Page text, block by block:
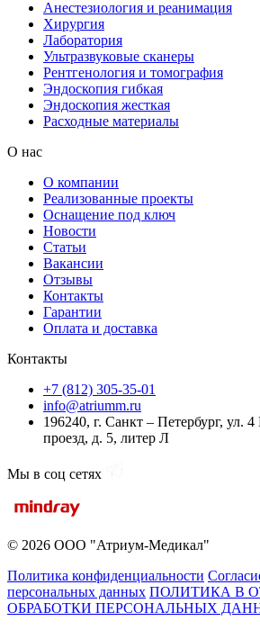
Анестезиология и реанимация
Хирургия
Лаборатория
Ультразвуковые сканеры
Рентгенология и томография
Эндоскопия гибкая
Эндоскопия жесткая
Расходные материалы
О нас
О компании
Реализованные проекты
Оснащение под ключ
Новости
Статьи
Вакансии
Отзывы
Контакты
Гарантии
Оплата и доставка
Контакты
+7 (812) 305-35-01
info@atriumm.ru
196240, г. Санкт – Петербург, ул.
проезд, д. 5, литер Л
Мы в соц сетях
© 2026 ООО "Атриум-Медикал"
Политика конфиденциальности
персональных данных ПОЛИТИКА В
ОБРАБОТКИ ПЕРСОНАЛЬНЫХ